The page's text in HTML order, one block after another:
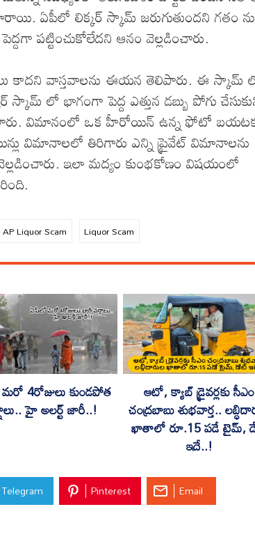
ఏపీలో లిక్కర్ స్కామ్ జరుగుతుందని గతం
పట్టించుకోలేదని ఆనం వెల్లడించారు.
కాదని వాస్తవాలను ఈయన తెలిపారు. ఈ స్కామ్
లో భాగంగా పెద్ద ఎత్తున డబ్బు పోగు
విమానంలో ఒక హీరోయిన్ ఉన్న ఫోటో
విమానాలలో తిరిగారు ఎన్ని ప్రైవేట్ విమానాలను
ఇలా మద్యం కుంభకోణం విషయంలో
AP Liquor Scam Liquor Scam
4రోజులు కుండపోత
హై అలర్ట్ జారీ..!
ఆటో, క్యాబ్ డ్రైవర్లకు సీఎం
చంద్రబాబు శుభవార్త..
ఖాతాలో రూ.15 పడే టైమ్,
ఇదే..!
Telegram Pinterest Email